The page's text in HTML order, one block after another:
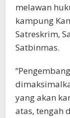
melawan
kampung
Satreskrim,
Satbinmas.
yang akan
atas, tengah